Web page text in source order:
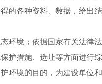
的各种资料、数据，给出
环境；依据国家有关法律
护措施、选址等方面进行
环境的目的，为建设单位